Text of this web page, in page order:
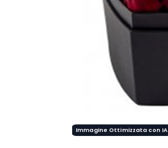
Immagine Ottimizzata con IA